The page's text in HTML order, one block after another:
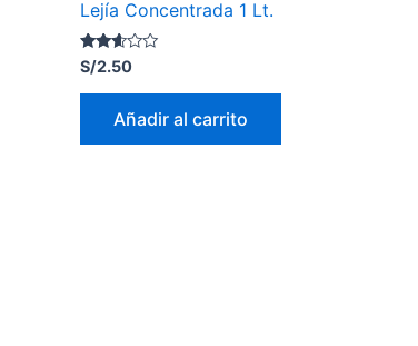
Lejía Concentrada 1 Lt.
Valorado
con
2.50
S/2.50
Añadir al carrito